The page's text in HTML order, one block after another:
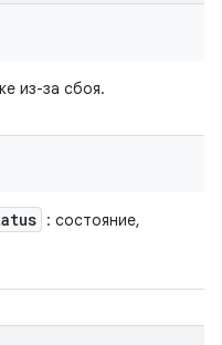
из-за сбоя.
: состояние,